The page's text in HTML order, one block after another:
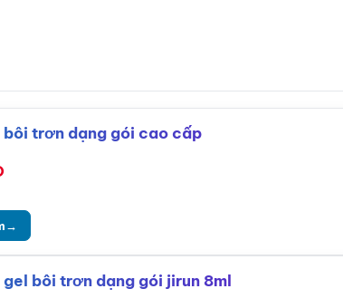
trơn dạng gói cao cấp
→
bôi trơn dạng gói jirun 8ml